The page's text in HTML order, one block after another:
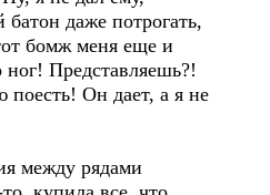
даже потрогать,
бомж меня еще и
Представляешь?!
поесть! Он дает, а я не
между рядами